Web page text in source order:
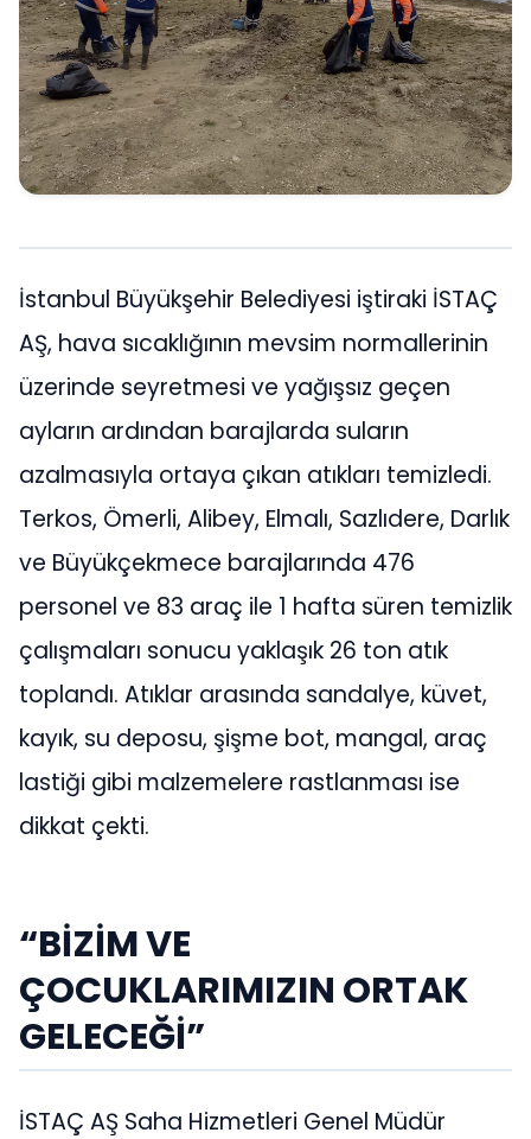
İstanbul Büyükşehir Belediyesi iştiraki İSTAÇ
AŞ, hava sıcaklığının mevsim normallerinin
üzerinde seyretmesi ve yağışsız geçen
ayların ardından barajlarda suların
azalmasıyla ortaya çıkan atıkları temizledi.
Terkos, Ömerli, Alibey, Elmalı, Sazlıdere, Darlık
ve Büyükçekmece barajlarında 476
personel ve 83 araç ile 1 hafta süren temizlik
çalışmaları sonucu yaklaşık 26 ton atık
toplandı. Atıklar arasında sandalye, küvet,
kayık, su deposu, şişme bot, mangal, araç
lastiği gibi malzemelere rastlanması ise
dikkat çekti.
“BİZİM VE
ÇOCUKLARIMIZIN ORTAK
GELECEĞİ”
İSTAÇ AŞ Saha Hizmetleri Genel Müdür